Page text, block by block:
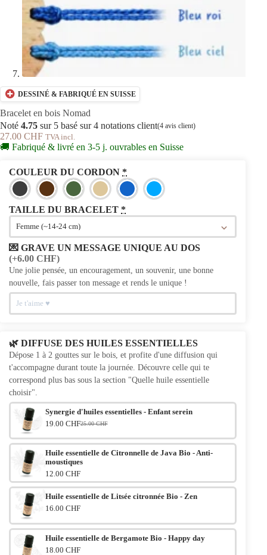
DESSINÉ & FABRIQUÉ EN SUISSE
Bracelet en bois Nomad
Noté 4.75 sur 5 basé sur4 notations client(4 avis client)
27.00 CHF TVA incl.
🚚 Fabriqué & livré en 3-5 j. ouvrables en Suisse
COULEUR DU CORDON *
TAILLE DU BRACELET *
💌 GRAVE UN MESSAGE UNIQUE AU DOS
(+6.00 CHF)
Une jolie pensée, un encouragement, un souvenir, une bonne
nouvelle, fais passer ton message et rends le unique !
🌿 DIFFUSE DES HUILES ESSENTIELLES
Dépose 1 à 2 gouttes sur le bois, et profite d'une diffusion qui
t'accompagne durant toute la journée. Découvre celle qui te
correspond plus bas sous la section "Quelle huile essentielle
choisir".
Synergie d'huiles essentielles - Enfant serein
25.00 CHF
Le prix initial était : 25.00 CHF.
19.00 CHFLe prix actuel est : 19.00 CHF.
Huile essentielle de Citronnelle de Java Bio - Anti-
moustiques
12.00 CHF
Huile essentielle de Litsée citronnée Bio - Zen
16.00 CHF
Huile essentielle de Bergamote Bio - Happy day
18.00 CHF